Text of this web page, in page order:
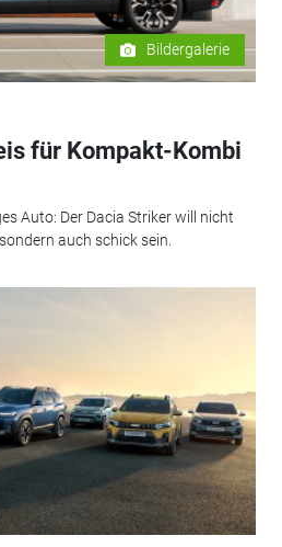
Bildergalerie
für Kompakt-Kombi
Auto: Der Dacia Striker will nicht
auch schick sein.